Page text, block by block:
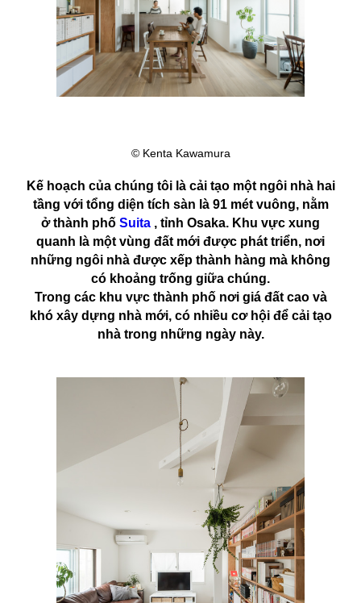
© Kenta Kawamura
Kế hoạch của chúng tôi là cải tạo một ngôi nhà hai
tầng với tổng diện tích sàn là 91 mét vuông, nằm
ởthành phố Suita , tỉnh Osaka. Khu vực xung
quanh là một vùng đất mới được phát triển, nơi
những ngôi nhà được xếp thành hàng mà không
có khoảng trống giữa chúng.
Trong các khu vực thành phố nơi giá đất cao và
khó xây dựng nhà mới, có nhiều cơ hội để cải tạo
nhà trong những ngày này.